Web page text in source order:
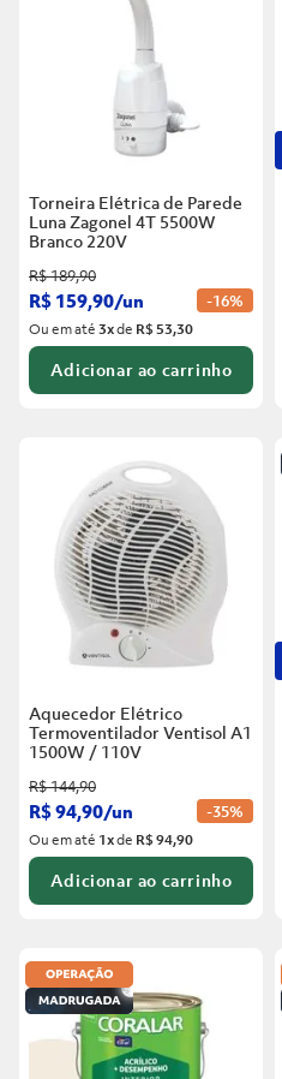
Torneira Elétrica de Parede
Luna Zagonel 4T 5500W
Branco 220V
R$189,90
R$ 159,90/un -16%
Ou em até3xde R$ 53,30
Adicionar ao carrinho
Aquecedor Elétrico
Termoventilador Ventisol A1
1500W / 110V
R$144,90
R$94,90/un -35%
Ou em até 1xde R$ 94,90
Adicionar ao carrinho
Janela
Telha
Forro Pvc
Vaso Sanitário
Rodapé
10º Janela